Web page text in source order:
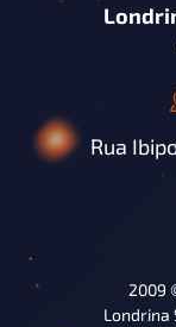
Rua
2009
Londrina